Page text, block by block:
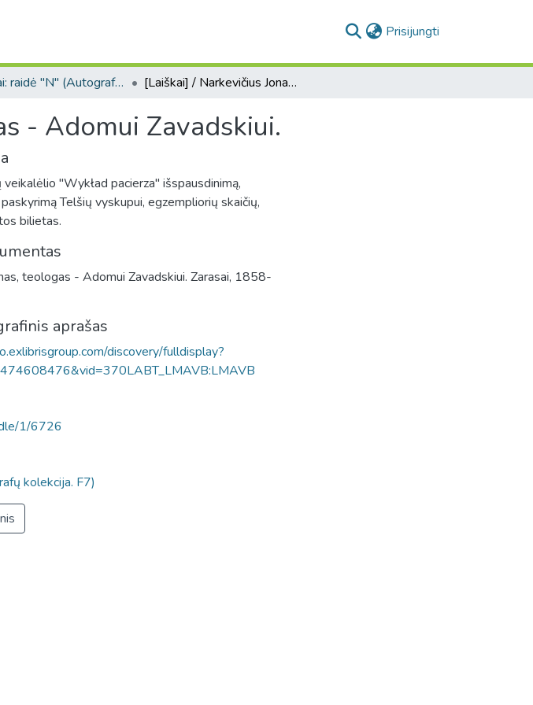
Prisijungti
Laiškai: raidė "N" (Autografų kolekcija. F7) [Laiškai] / Narkevičius Jonas, teologas - Adomui Zavadskiui.
- Adomui Zavadskiui.
"Wykład pacierza" išspausdinimą,
Telšių vyskupui, egzempliorių skaičių,
bilietas.
teologas - Adomui Zavadskiui. Zarasai, 1858-
aprašas
discovery/fulldisplay?
1/6726
kolekcija. F7)